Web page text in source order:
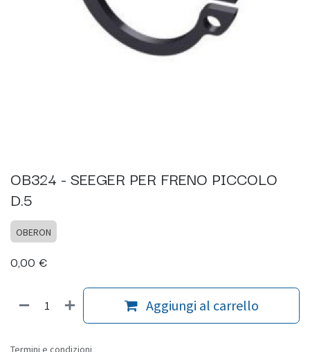
OB324 - SEEGER PER FRENO PICCOLO
D.5
OBERON
0,00 €
Aggiungi al carrello
Termini e condizioni